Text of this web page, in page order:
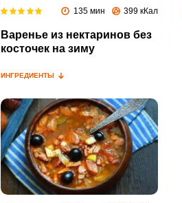
135 мин 399 кКал
Варенье из нектаринов без
косточек на зиму
ИНГРЕДИЕНТЫ